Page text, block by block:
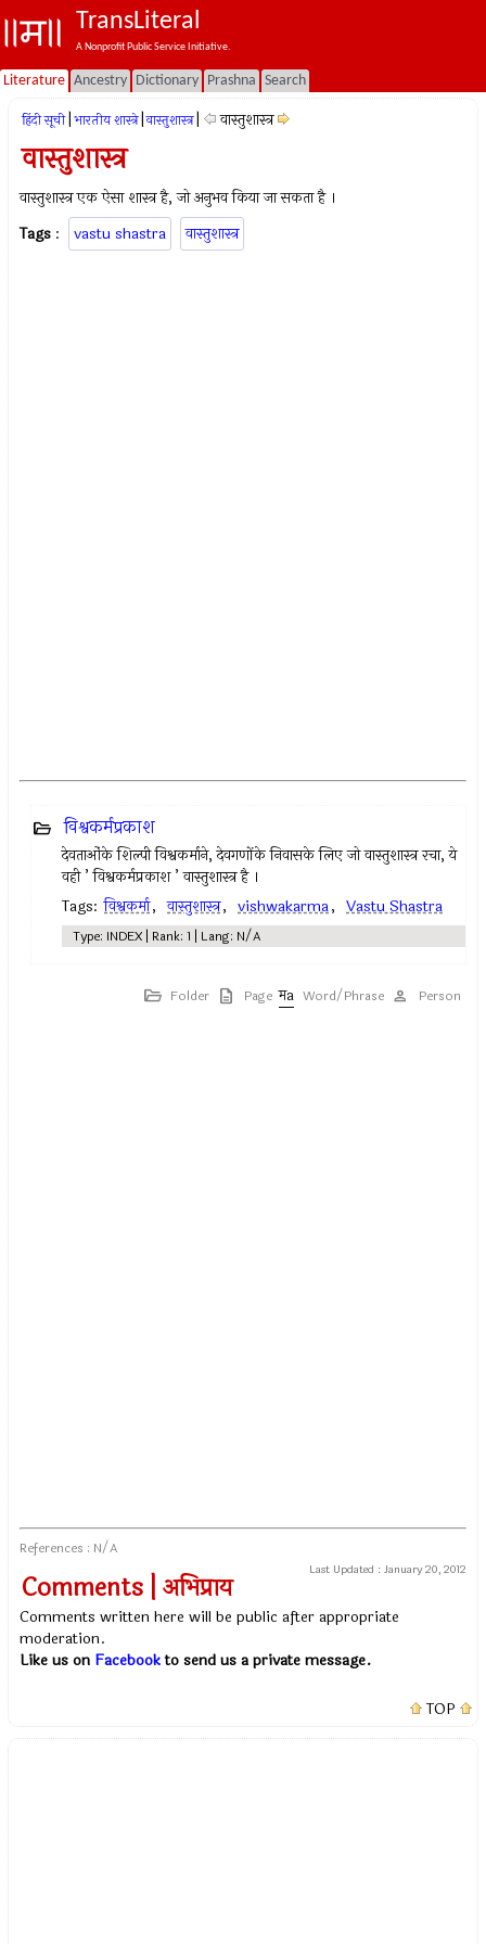
TransLiteral
A Nonprofit Public Service Initiative.
Literature Ancestry Dictionary Prashna Search
हिंदी सूची भारतीय शास्त्रे वास्तुशास्त्र वास्तुशास्त्र
वास्तुशास्त्र
वास्तुशास्त्र एक ऐसा शास्त्र है, जो अनुभव किया जा सकता है ।
Tags : vastu shastra वास्तुशास्त्र
विश्वकर्मप्रकाश
देवताओंके शिल्पी विश्वकर्माने, देवगणोंके निवासके लिए जो वास्तुशास्त्र रचा, ये
वही ’ विश्वकर्मप्रकाश ’ वास्तुशास्त्र है ।
Tags: विश्वकर्मा, वास्तुशास्त्र, vishwakarma, Vastu Shastra
Type: INDEX | Rank: 1 | Lang: N/A
Folder Page Word/Phrase Person
References : N/A
Last Updated : January 20, 2012
Comments | अभिप्राय
Comments written here will be public after appropriate
moderation.
Like us on Facebookto send us a private message.
TOP